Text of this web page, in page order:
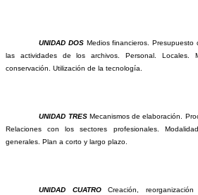
UNIDAD DOS Medios financieros.
las actividades de los archivos. Personal. Locales.
conservación. Utilización de la tecnología.
UNIDAD TRES Mecanismos de elaboración.
Relaciones con los sectores profesionales.
generales. Plan a corto y largo plazo.
UNIDAD CUATROCreación,